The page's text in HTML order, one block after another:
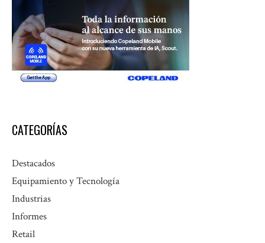
CATEGORÍAS
Destacados
Equipamiento y Tecnología
Industrias
Informes
Retail